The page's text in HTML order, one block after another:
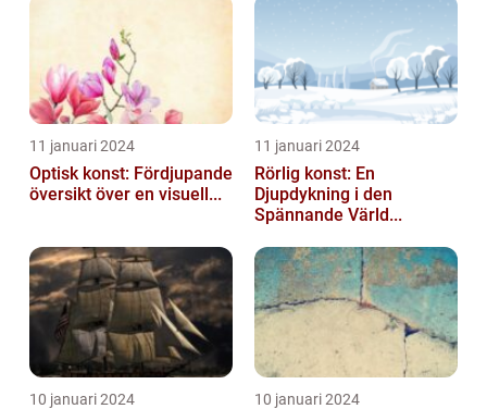
11 januari 2024
Optisk konst: Fördjupande
översikt över en visuell...
11 januari 2024
Rörlig konst: En
Djupdykning i den
Spännande Värld...
10 januari 2024 10 januari 2024